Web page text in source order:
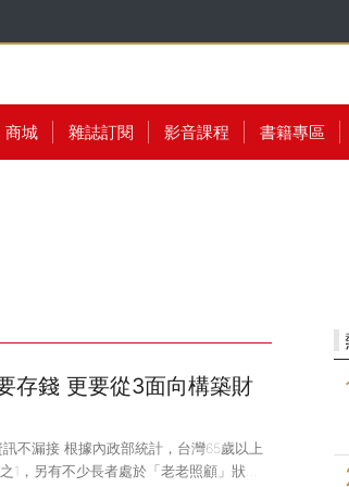
商城 雜誌訂閱 影音課程 書籍專區
存錢 更要從3面向構築財
不漏接 根據內政部統計，台灣65歲以上
1，另有不少長者處於「老老照顧」狀